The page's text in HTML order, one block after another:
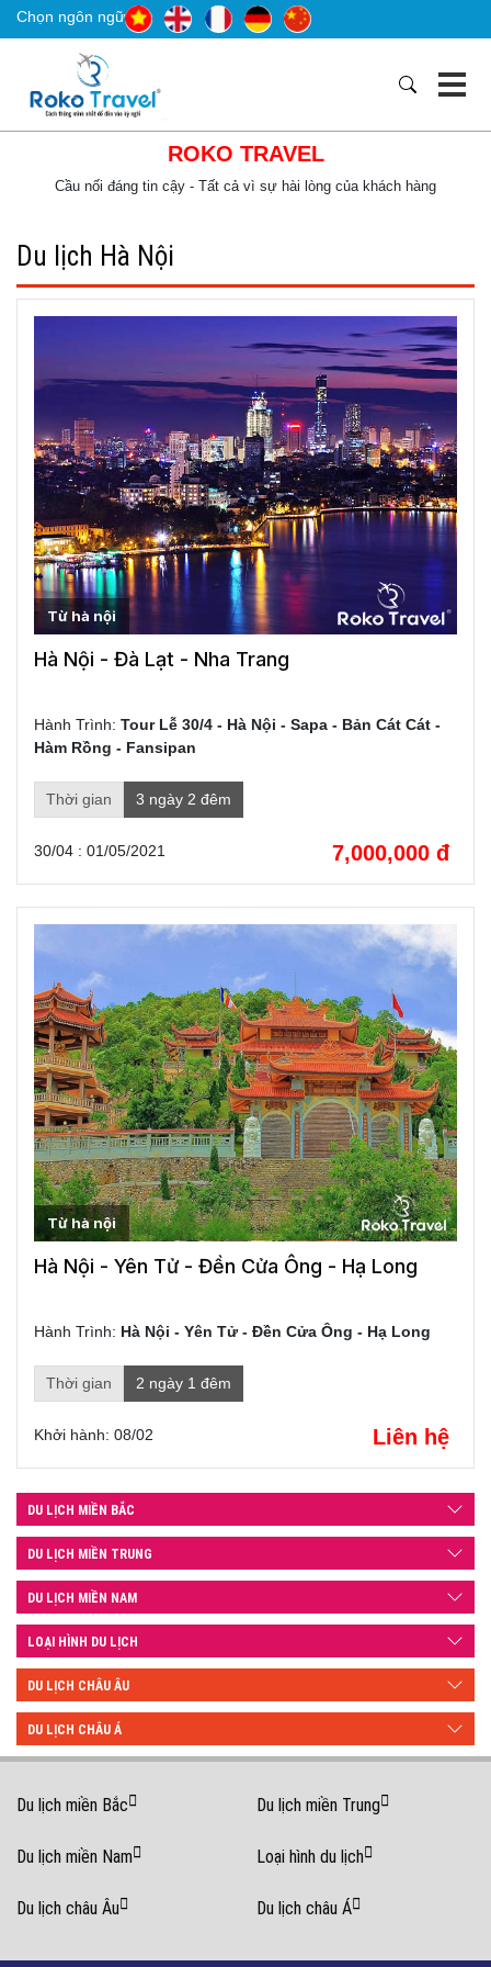
Chọn ngôn ngữ
ROKO TRAVEL
Cầu nối đáng tin cậy - Tất cả vì sự hài lòng của khách hàng
Du lịch Hà Nội
Từ hà nội
Đà Lạt từng được mệnh danh là Paris thu nhỏ bởi khí hậu mát
mẻ quanh năm và khung cảnh đẹp như công viên. Đà Lạt nổi
tiếng là thành phố ngàn hoa, Đà Lạt lãng mạn và rực rỡ sắc
màu vào những ngày cuối đông. Trăm hoa đua nở như chào
đón du khách khắp nơi, hoa dã quỳ cũng vậy, mang vẻ đẹp thơ
mộng với cái tên khá nhẹ nhàng.
Ngày 1: HÀ NỘI- ĐÀLẠT(Ăn: Tối)Sáng:
Ngày 3: ĐÀLẠT- NHA TRANG (Ăn Sáng, Trưa,
Ngày 4: Tham quan Nha Trang – KDL VINPEARLLAND (Ăn
sáng,trưa )
Hà Nội - Đà Lạt - Nha Trang
Hành Trình: Tour Lễ 30/4 - Hà Nội - Sapa - Bản Cát Cát -
Hàm Rồng - Fansipan
Thời gian 3 ngày 2 đêm
30/04 : 01/05/2021 7,000,000 đ
Từ hà nội
Hà Nội - Yên Tử - Đền Cửa Ông - Hạ Long
Hành Trình: Hà Nội - Yên Tử - Đền Cửa Ông - Hạ Long
Thời gian 2 ngày 1 đêm
Khởi hành: 08/02 Liên hệ
DU LỊCH MIỀN BẮC
DU LỊCH MIỀN TRUNG
DU LỊCH MIỀN NAM
LOẠI HÌNH DU LỊCH
DU LỊCH CHÂU ÂU
DU LỊCH CHÂU Á
Du lịch miền Bắc Du lịch miền Trung
Du lịch miền Nam Loại hình du lịch
Du lịch châu Âu Du lịch châu Á